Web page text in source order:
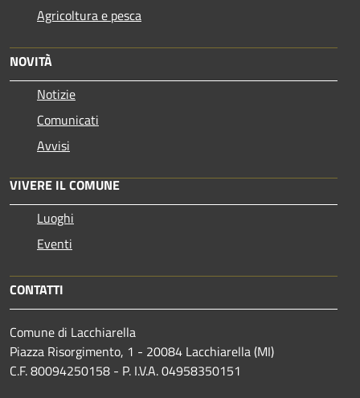
Agricoltura e pesca
NOVITÀ
Notizie
Comunicati
Avvisi
VIVERE IL COMUNE
Luoghi
Eventi
CONTATTI
Comune di Lacchiarella
Piazza Risorgimento, 1 - 20084 Lacchiarella (MI)
C.F. 80094250158 - P. I.V.A. 04958350151